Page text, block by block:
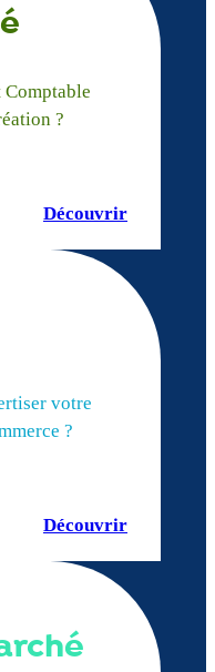
Comptable
?
Découvrir
votre
?
Découvrir